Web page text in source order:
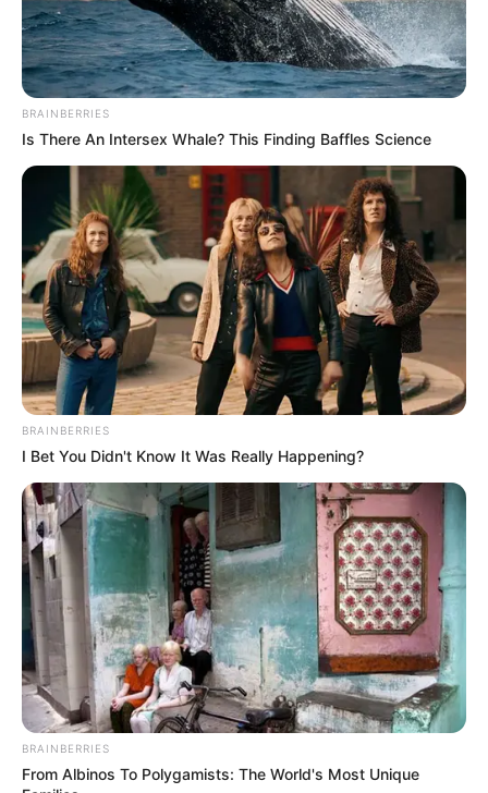
BRAINBERRIES
Is There An Intersex Whale? This Finding Baffles Science
BRAINBERRIES
I Bet You Didn't Know It Was Really Happening?
BRAINBERRIES
From Albinos To Polygamists: The World's Most Unique